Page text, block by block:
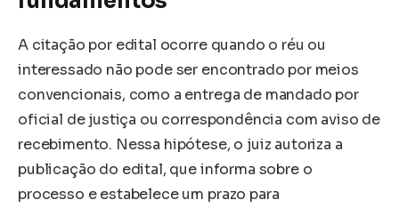
A citação por edital ocorre quando o réu ou
interessado não pode ser encontrado por meios
convencionais, como a entrega de mandado por
oficial de justiça ou correspondência com aviso de
recebimento. Nessa hipótese, o juiz autoriza a
publicação do edital, que informa sobre o
processo e estabelece um prazo para